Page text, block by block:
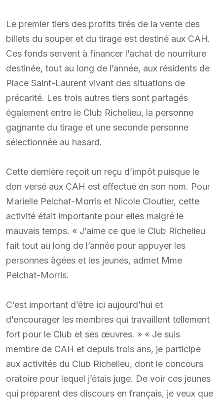
Le premier tiers des profits tirés de la vente des
billets du souper et du tirage est destiné aux CAH.
Ces fonds servent à financer l’achat de nourriture
destinée, tout au long de l’année, aux résidents de
Place Saint-Laurent vivant des situations de
précarité. Les trois autres tiers sont partagés
également entre le Club Richelieu, la personne
gagnante du tirage et une seconde personne
sélectionnée au hasard.
Cette dernière reçoit un reçu d’impôt puisque le
don versé aux CAH est effectué en son nom. Pour
Marielle Pelchat-Morris et Nicole Cloutier, cette
activité était importante pour elles malgré le
mauvais temps. « J’aime ce que le Club Richelieu
fait tout au long de l’année pour appuyer les
personnes âgées et les jeunes, admet Mme
Pelchat-Morris.
C’est important d’être ici aujourd’hui et
d’encourager les membres qui travaillent tellement
fort pour le Club et ses œuvres. » « Je suis
membre de CAH et depuis trois ans, je participe
aux activités du Club Richelieu, dont le concours
oratoire pour lequel j’étais juge. De voir ces jeunes
qui préparent des discours en français, je veux que